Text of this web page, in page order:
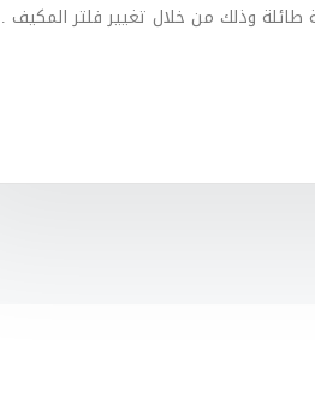
وذلك من خلال تغيير فلتر المكيف .